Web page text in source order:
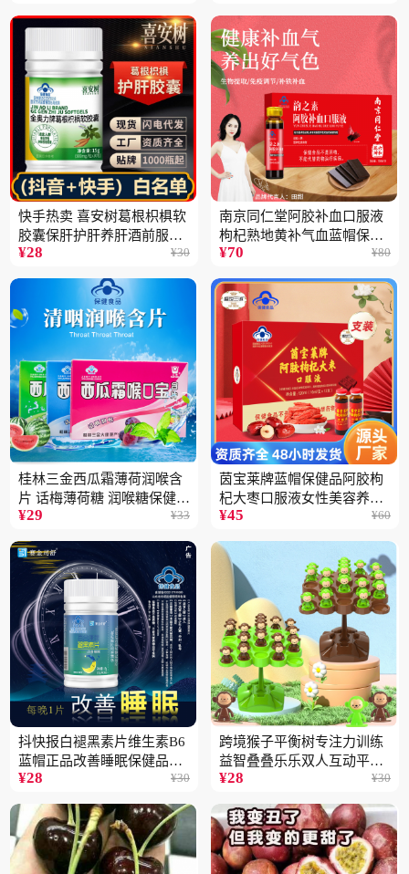
快手热卖 喜安树葛根枳椇软
胶囊保肝护肝养肝酒前服用
保健品批发2瓶
¥28 ¥30
南京同仁堂阿胶补血口服液
枸杞熟地黄补气血蓝帽保健
品100ML
¥70 ¥80
桂林三金西瓜霜薄荷润喉含
片 话梅薄荷糖 润喉糖保健食
品
¥29 ¥33
茵宝莱牌蓝帽保健品阿胶枸
杞大枣口服液女性美容养颜
营养品12支装
¥45 ¥60
抖快报白褪黑素片维生素B6
蓝帽正品改善睡眠保健品现
货批发代发2瓶
¥28 ¥30
跨境猴子平衡树专注力训练
益智叠叠乐乐双人互动平衡
儿童玩具批发
¥28 ¥30